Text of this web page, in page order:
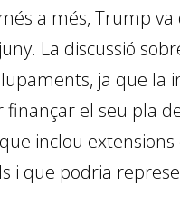
a més, Trump
La discussió
ja que la
el seu pla
inclou
i que podria